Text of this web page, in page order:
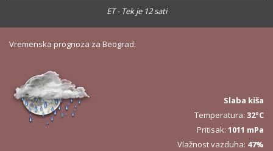
ET - Tek je 12 sati
Vremenska prognoza za Beograd:
Slaba kiša
Temperatura: 32°C
Pritisak: 1011 mPa
Vlažnost vazduha: 47%